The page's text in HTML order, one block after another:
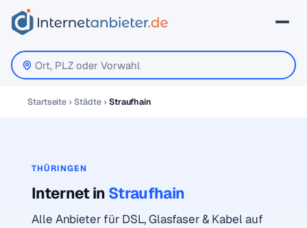
Startseite Städte Straufhain
THÜRINGEN
Internet in Straufhain
Alle Anbieter für DSL, Glasfaser & Kabel auf